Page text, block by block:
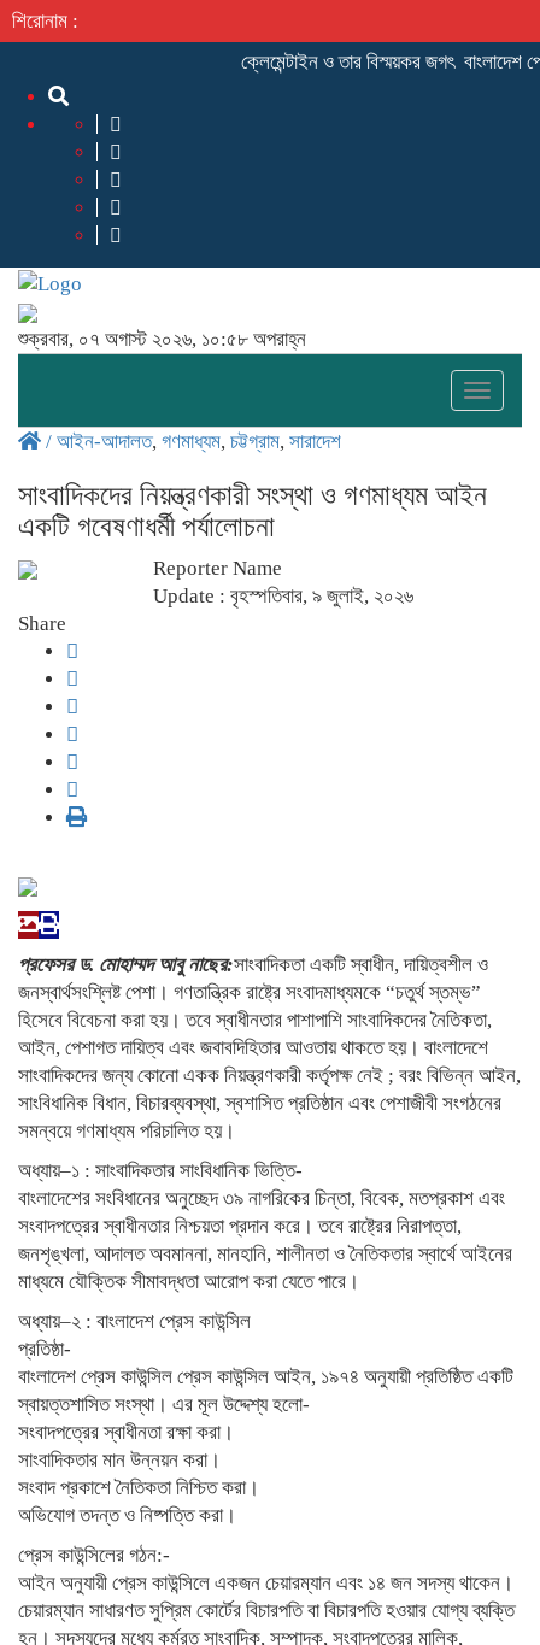
শিরোনাম :
ক্লেমেন্টাইন ও তার বিস্ময়কর জগৎ বাংলাদেশ
শুক্রবার, ০৭ অগাস্ট ২০২৬, ১০:৫৮ অপরাহ্ন
Toggle
/ আইন-আদালত, গণমাধ্যম, চট্টগ্রাম, সারাদেশ
সাংবাদিকদের নিয়ন্ত্রণকারী সংস্থা ও গণমাধ্যম আইন
একটি গবেষণাধর্মী পর্যালোচনা
Reporter Name
Update : বৃহস্পতিবার, ৯ জুলাই, ২০২৬
Share
প্রফেসর ড. মোহাম্মদ আবু নাছের:সাংবাদিকতা একটি স্বাধীন, দায়িত্বশীল ও
জনস্বার্থসংশ্লিষ্ট পেশা। গণতান্ত্রিক রাষ্ট্রে সংবাদমাধ্যমকে “চতুর্থ স্তম্ভ”
হিসেবে বিবেচনা করা হয়। তবে স্বাধীনতার পাশাপাশি সাংবাদিকদের নৈতিকতা,
আইন, পেশাগত দায়িত্ব এবং জবাবদিহিতার আওতায় থাকতে হয়। বাংলাদেশে
সাংবাদিকদের জন্য কোনো একক নিয়ন্ত্রণকারী কর্তৃপক্ষ নেই ; বরং বিভিন্ন আইন,
সাংবিধানিক বিধান, বিচারব্যবস্থা, স্বশাসিত প্রতিষ্ঠান এবং পেশাজীবী সংগঠনের
সমন্বয়ে গণমাধ্যম পরিচালিত হয়।
অধ্যায়–১ : সাংবাদিকতার সাংবিধানিক ভিত্তি-
বাংলাদেশের সংবিধানের অনুচ্ছেদ ৩৯ নাগরিকের চিন্তা, বিবেক, মতপ্রকাশ এবং
সংবাদপত্রের স্বাধীনতার নিশ্চয়তা প্রদান করে। তবে রাষ্ট্রের নিরাপত্তা,
জনশৃঙ্খলা, আদালত অবমাননা, মানহানি, শালীনতা ও নৈতিকতার স্বার্থে আইনের
মাধ্যমে যৌক্তিক সীমাবদ্ধতা আরোপ করা যেতে পারে।
অধ্যায়–২ : বাংলাদেশ প্রেস কাউন্সিল
প্রতিষ্ঠা-
বাংলাদেশ প্রেস কাউন্সিল প্রেস কাউন্সিল আইন, ১৯৭৪ অনুযায়ী প্রতিষ্ঠিত একটি
স্বায়ত্তশাসিত সংস্থা। এর মূল উদ্দেশ্য হলো-
সংবাদপত্রের স্বাধীনতা রক্ষা করা।
সাংবাদিকতার মান উন্নয়ন করা।
সংবাদ প্রকাশে নৈতিকতা নিশ্চিত করা।
অভিযোগ তদন্ত ও নিষ্পত্তি করা।
প্রেস কাউন্সিলের গঠন:-
আইন অনুযায়ী প্রেস কাউন্সিলে একজন চেয়ারম্যান এবং ১৪ জন সদস্য থাকেন।
চেয়ারম্যান সাধারণত সুপ্রিম কোর্টের বিচারপতি বা বিচারপতি হওয়ার যোগ্য ব্যক্তি
হন। সদস্যদের মধ্যে কর্মরত সাংবাদিক, সম্পাদক, সংবাদপত্রের মালিক,